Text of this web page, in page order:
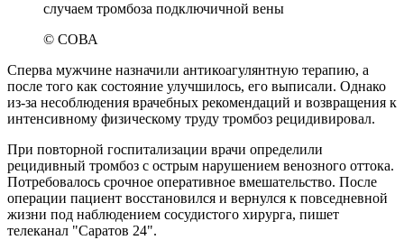
© СОВА
Сперва мужчине назначили антикоагулянтную терапию, а
после того как состояние улучшилось, его выписали. Однако
из-за несоблюдения врачебных рекомендаций и возвращения к
интенсивному физическому труду тромбоз рецидивировал.
При повторной госпитализации врачи определили
рецидивный тромбоз с острым нарушением венозного оттока.
Потребовалось срочное оперативное вмешательство. После
операции пациент восстановился и вернулся к повседневной
жизни под наблюдением сосудистого хирурга, пишет
телеканал "Саратов 24".